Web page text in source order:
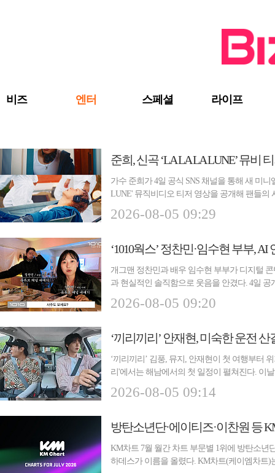
비즈 엔터 스페셜 라이프
준희, 신곡 ‘LA LA LA LUNE’ 뮤
가수 준희가 4일 공식 SNS 채널을 통해 새 미
LUNE' 뮤직비디오 티저 영상을 공개해 팬들의
2026-08-05 09:29
개그맨 정찬민과 배우 임수현 부부가 디지털
과 현실적인 솔직함으로 웃음을 안겼다. 4일
2026-08-05 09:20
‘끼리끼리’ 안재현, 미숙한 운전
‘끼리끼리’ 김풍, 뮤지, 안재현이 첫 여행부터
리'에서는 해남에서의 첫 일정이 펼쳐진다. 이
2026-08-05 09:14
방탄소년단·에이티즈·이찬원 등
KM차트 7월 월간 차트 부문별 1위에 방탄소년
하데스가 이름을 올렸다. KM차트(케이엠차트)